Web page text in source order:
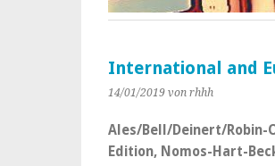
International and
14/01/2019 von rhhh
Ales/Bell/Deinert/Robin-
Edition, Nomos-Hart-